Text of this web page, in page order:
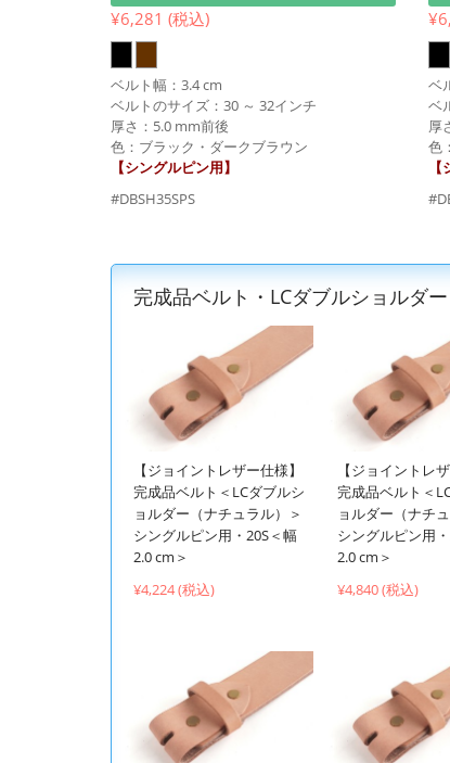
¥6,281 (税込)
ベルト幅：3.4 cm
ベルトのサイズ：30 ～ 32インチ
厚さ：5.0 mm前後
色：ブラック・ダークブラウン
【シングルピン用】
#DBSH35SPS
ベ
ベ
厚
色
完成品ベルト・LCダブルショルダー
【ジョイントレザー仕様】
完成品ベルト＜LCダブルシ
ョルダー（ナチュラル）＞
シングルピン用・20S＜幅
2.0 cm＞
¥4,224 (税込)
【ジョイントレ
完成品ベルト＜
ョルダー（ナチ
シングルピン用
2.0 cm＞
¥4,840 (税込)